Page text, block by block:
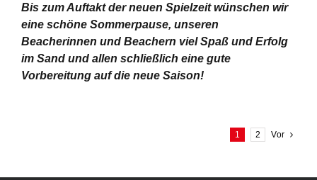
Bis zum Auftakt der neuen Spielzeit wünschen wir
eine schöne Sommerpause, unseren
Beacherinnen und Beachern viel Spaß und Erfolg
im Sand und allen schließlich eine gute
Vorbereitung auf die neue Saison!
1 2 Vor